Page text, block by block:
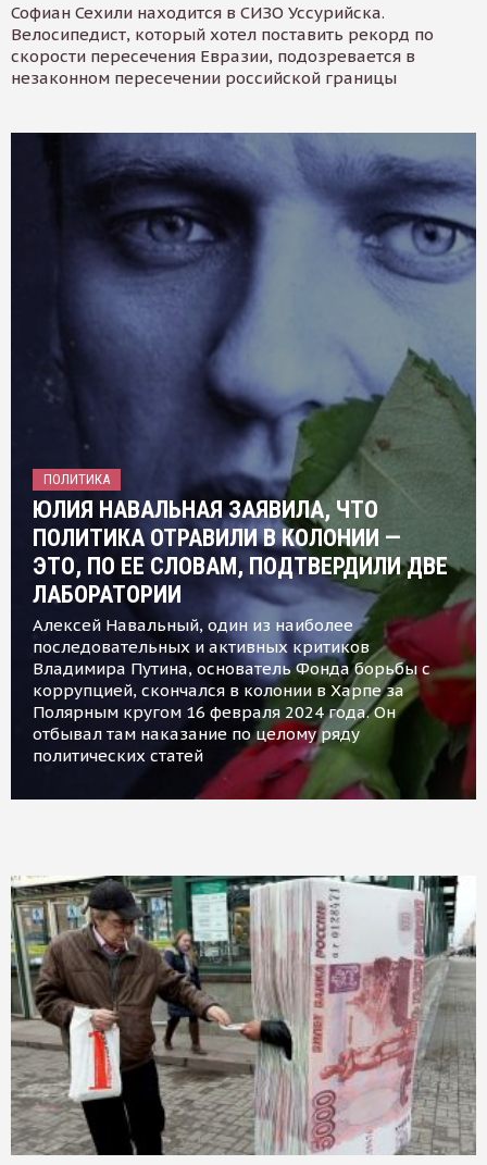
Софиан Сехили находится в СИЗО Уссурийска.
Велосипедист, который хотел поставить рекорд по
скорости пересечения Евразии, подозревается в
незаконном пересечении российской границы
ПОЛИТИКА
ЮЛИЯ НАВАЛЬНАЯ ЗАЯВИЛА, ЧТО
ПОЛИТИКА ОТРАВИЛИ В КОЛОНИИ —
ЭТО, ПО ЕЕ СЛОВАМ, ПОДТВЕРДИЛИ ДВЕ
ЛАБОРАТОРИИ
Алексей Навальный, один из наиболее
последовательных и активных критиков
Владимира Путина, основатель Фонда борьбы с
коррупцией, скончался в колонии в Харпе за
Полярным кругом 16 февраля 2024 года. Он
отбывал там наказание по целому ряду
политических статей